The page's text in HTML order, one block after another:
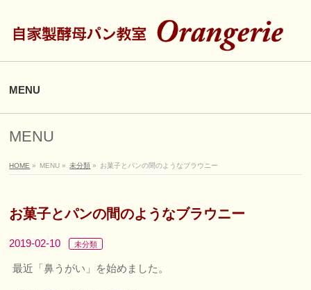
MENU
MENU
HOME » MENU » 未分類 » お菓子とパンの間のようなブラウニー
お菓子とパンの間のようなブラウニー
2019-02-10 未分類
最近「鼻うがい」を始めました。